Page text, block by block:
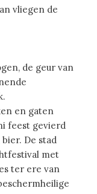
vliegen de
de geur van
en gaten
feest gevierd
De stad
met
ter ere van